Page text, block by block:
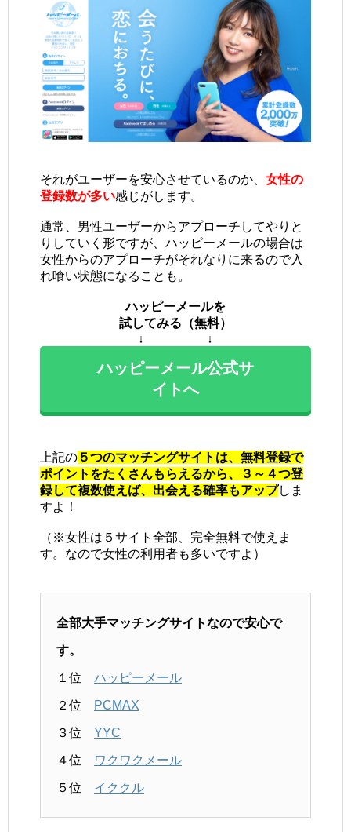
それがユーザーを安心させているのか、 女性の
登録数が多い感じがします。
通常、男性ユーザーからアプローチしてやりと
りしていく形ですが、ハッピーメールの場合は
女性からのアプローチがそれなりに来るので入
れ喰い状態になることも。
ハッピーメールを
試してみる（無料）
↓ ↓
ハッピーメール公式サ
イトへ
上記の ５つのマッチングサイトは、無料登録で
ポイントをたくさんもらえるから、３～４つ登
録して複数使えば、出会える確率もアップしま
すよ！
（※女性は５サイト全部、完全無料で使えま
す。なので女性の利用者も多いですよ）
全部大手マッチングサイトなので安心で
す。
１位 ハッピーメール
２位 PCMAX
３位 YYC
４位 ワクワクメール
５位 イククル